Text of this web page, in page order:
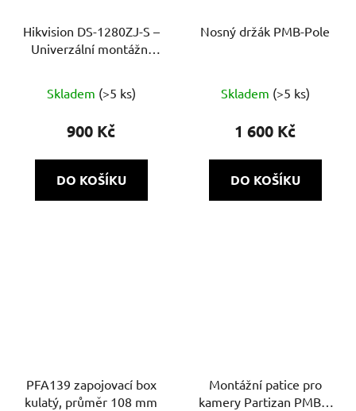
Hikvision DS-1280ZJ-S –
Univerzální montážní
Skladem (>5 ks)
900 Kč
DO KOŠÍKU
Nosný držák PMB-Pole
Skladem (>5 ks)
1 600 Kč
DO KOŠÍKU
PFA139 zapojovací box
kulatý, průměr 108 mm
Montážní patice pro
kamery Partizan PMB-3